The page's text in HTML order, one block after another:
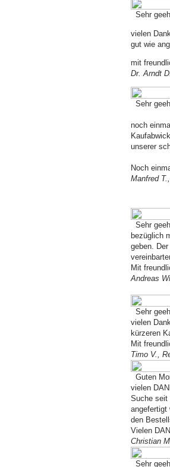
Sehr
vielen
gut wie
mit
Dr. Arndt
Sehr
noch
unserer
Noch
Manfred
Sehr
bezüglich
geben.
Mit
Andreas
Sehr
vielen
kürzeren
Mit
Timo V.,
Guten
vielen
Suche seit
angefertigt
den
Vielen
Christian
Sehr